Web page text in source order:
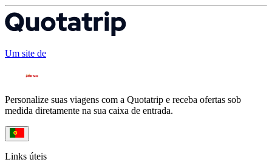
Um site de
Personalize suas viagens com a Quotatrip e receba ofertas sob
medida diretamente na sua caixa de entrada.
Links úteis